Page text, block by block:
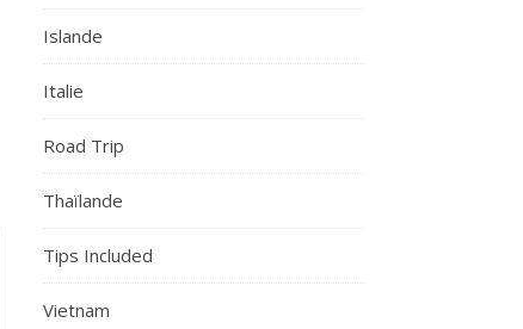
Islande
Italie
Road Trip
Thaïlande
Tips Included
Vietnam